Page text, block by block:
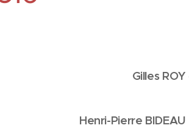
Gilles ROY et
Pierre BIDEAU et